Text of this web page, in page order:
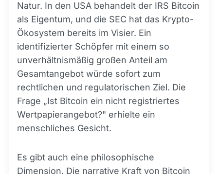
Natur. In den USA behandelt der IRS Bitcoin
als Eigentum, und die SEC hat das Krypto-
Ökosystem bereits im Visier. Ein
identifizierter Schöpfer mit einem so
unverhältnismäßig großen Anteil am
Gesamtangebot würde sofort zum
rechtlichen und regulatorischen Ziel. Die
Frage „Ist Bitcoin ein nicht registriertes
Wertpapierangebot?" erhielte ein
menschliches Gesicht.
Es gibt auch eine philosophische
Dimension. Die narrative Kraft von Bitcoin